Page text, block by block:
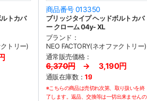
トカバ
トリー)
商品番号 013350
ブリッジタイプ ヘッドボルトカバ
ー クローム 04y- XL
ブランド：
NEO FACTORY(ネオファクトリー)
通常販売価格：
6,370円→ 3,190円
通販在庫数：19
※こちらの商品は売切れ次第、取り扱いを終
了します。返品、交換等は一切出来ませんの